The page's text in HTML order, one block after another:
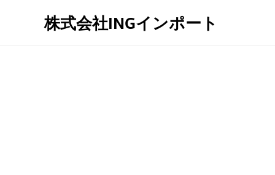
株式会社INGインポート